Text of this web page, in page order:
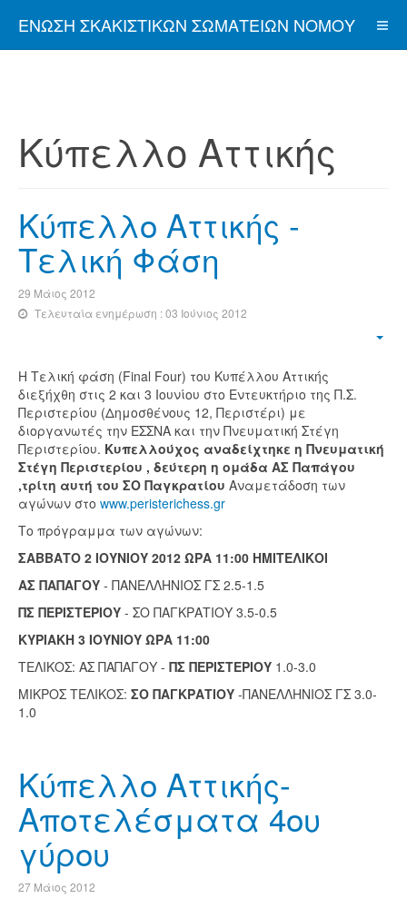
ΈΝΩΣΗ ΣΚΑΚΙΣΤΙΚΏΝ ΣΩΜΑΤΕΊΩΝ ΝΟΜΟΎ
Κύπελλο Αττικής
Κύπελλο Αττικής -
Τελική Φάση
29 Μάιος 2012
Τελευταία ενημέρωση : 03 Ιούνιος 2012
Η Τελική φάση (Final Four) του Κυπέλλου Αττικής
διεξήχθη στις 2 και 3 Ιουνίου στο Εντευκτήριο της Π.Σ.
Περιστερίου (Δημοσθένους 12, Περιστέρι) με
διοργανωτές την ΕΣΣΝΑ και την Πνευματική Στέγη
Περιστερίου. Κυπελλούχος αναδείχτηκε η Πνευματική
Στέγη Περιστερίου , δεύτερη η ομάδα ΑΣ Παπάγου
,τρίτη αυτή του ΣΟ Παγκρατίου Αναμετάδοση των
αγώνων στο www.peristerichess.gr
Το πρόγραμμα των αγώνων:
ΣΑΒΒΑΤΟ 2 ΙΟΥΝΙΟΥ 2012 ΩΡΑ 11:00 ΗΜΙΤΕΛΙΚΟΙ
ΑΣ ΠΑΠΑΓΟΥ - ΠΑΝΕΛΛΗΝΙΟΣ ΓΣ 2.5-1.5
ΠΣ ΠΕΡΙΣΤΕΡΙΟΥ - ΣΟ ΠΑΓΚΡΑΤΙΟΥ 3.5-0.5
ΚΥΡΙΑΚΗ 3 ΙΟΥΝΙΟΥ ΩΡΑ 11:00
ΤΕΛΙΚΟΣ: ΑΣ ΠΑΠΑΓΟΥ - ΠΣ ΠΕΡΙΣΤΕΡΙΟΥ 1.0-3.0
ΜΙΚΡΟΣ ΤΕΛΙΚΟΣ: ΣΟ ΠΑΓΚΡΑΤΙΟΥ -ΠΑΝΕΛΛΗΝΙΟΣ ΓΣ 3.0-
1.0
Κύπελλο Αττικής-
Αποτελέσματα 4ου
γύρου
27 Μάιος 2012